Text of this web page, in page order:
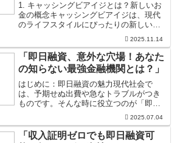
1. キャッシングビアイジとは？新しいお
金の概念キャッシングビアイジは、現代
のライフスタイルにぴったりの新しいお
金の活用法です。単にお金を借りるので
はなく、必要な時に必要な金額を賢く借
り入れ、しっかりと返済することで、自
分の経済状況を向上さ...
2025.11.14
「即日融資、意外な穴場！あなた
の知らない最強金融機関とは？」
はじめに：即日融資の魅力現代社会で
は、予期せぬ出費や急なトラブルがつき
ものです。そんな時に役立つのが「即日
融資」の仕組みです！これは、急に必要
な資金を迅速に手に入れることができる
ため、生活のさまざまなシーンで大いに
2025.07.04
「収入証明ゼロでも即日融資可